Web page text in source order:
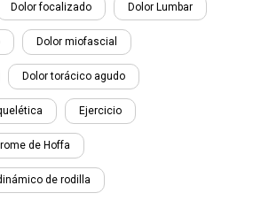
Dolor focalizado Dolor Lumbar
Dolor miofascial
Dolor torácico agudo
Ejercicio
de Hoffa
de rodilla